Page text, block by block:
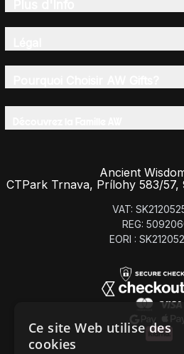
Ancient
CTPark Trnava, Prílohy 583/57,
VAT:
REG:
EORI :
Ce site Web utilise des
cookies